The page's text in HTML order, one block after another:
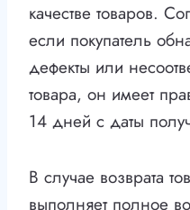
качестве товаров.
если покупатель
дефекты или
товара, он имеет
14 дней с даты
В случае возврата
выполняет полное